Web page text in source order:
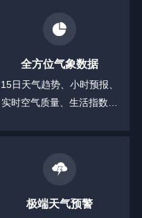
全方位气象数据
15日天气趋势、小时预报、
实时空气质量、生活指数等
极端天气预警